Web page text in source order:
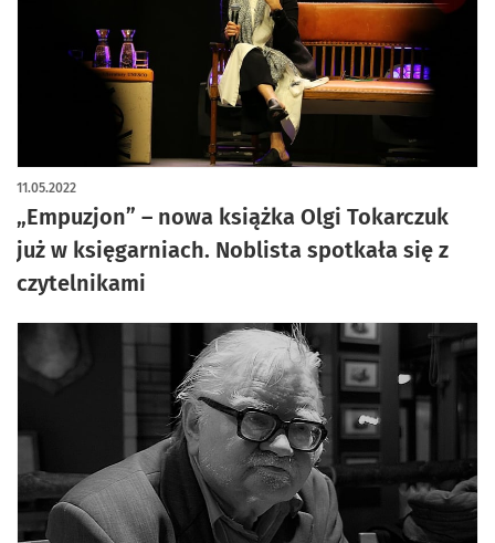
„Empuzjon” – nowa książka Olgi Tokarczuk
już w księgarniach. Noblista spotkała się z
czytelnikami
11.05.2022